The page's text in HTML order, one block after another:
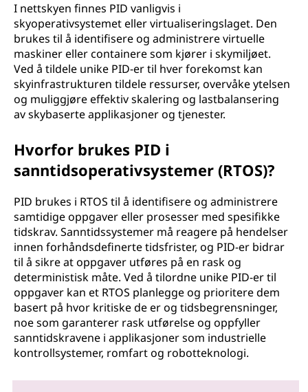
I nettskyen finnes PID vanligvis i
skyoperativsystemet eller virtualiseringslaget. Den
brukes til å identifisere og administrere virtuelle
maskiner eller containere som kjører i skymiljøet.
Ved å tildele unike PID-er til hver forekomst kan
skyinfrastrukturen tildele ressurser, overvåke ytelsen
og muliggjøre effektiv skalering og lastbalansering
av skybaserte applikasjoner og tjenester.
Hvorfor brukes PID i
sanntidsoperativsystemer (RTOS)?
PID brukes i RTOS til å identifisere og administrere
samtidige oppgaver eller prosesser med spesifikke
tidskrav. Sanntidssystemer må reagere på hendelser
innen forhåndsdefinerte tidsfrister, og PID-er bidrar
til å sikre at oppgaver utføres på en rask og
deterministisk måte. Ved å tilordne unike PID-er til
oppgaver kan et RTOS planlegge og prioritere dem
basert på hvor kritiske de er og tidsbegrensninger,
noe som garanterer rask utførelse og oppfyller
sanntidskravene i applikasjoner som industrielle
kontrollsystemer, romfart og robotteknologi.